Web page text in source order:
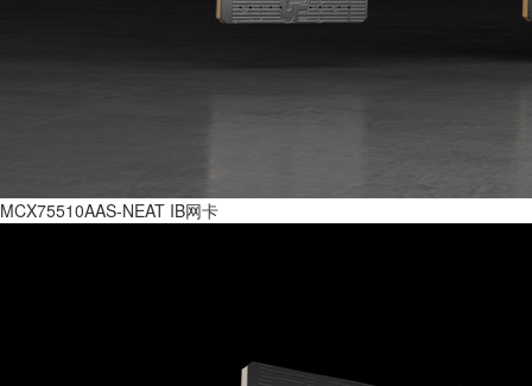
MCX75510AAS-NEAT IB网卡